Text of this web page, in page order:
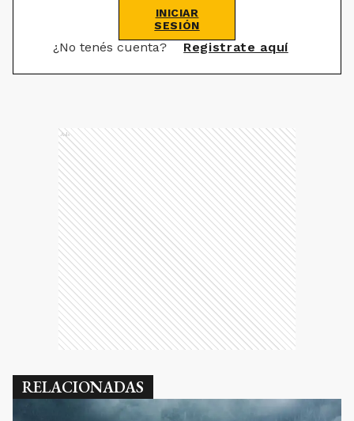
INICIAR
SESIÓN
¿No tenés cuenta? Registrate aquí
Ads
RELACIONADAS